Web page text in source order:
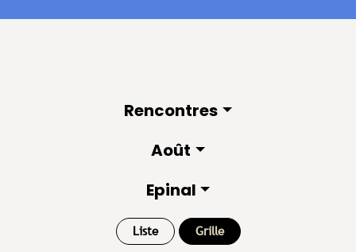
Rencontres
Août
Epinal
Liste Grille